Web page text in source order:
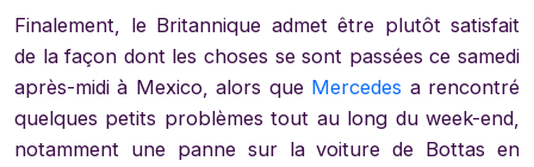
Finalement, le Britannique admet être plutôt satisfait
de la façon dont les choses se sont passées ce samedi
après-midi à Mexico, alors que Mercedes a rencontré
quelques petits problèmes tout au long du week-end,
notamment une panne sur la voiture de Bottas en